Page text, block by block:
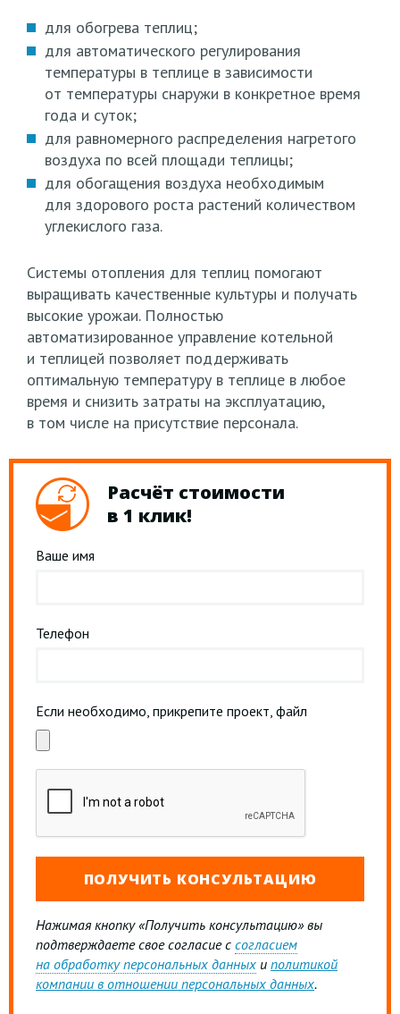
для обогрева теплиц;
для автоматического регулирования
температуры в теплице в зависимости
от температуры снаружи в конкретное время
года и суток;
для равномерного распределения нагретого
воздуха по всей площади теплицы;
для обогащения воздуха необходимым
для здорового роста растений количеством
углекислого газа.
Системы отопления для теплиц помогают
выращивать качественные культуры и получать
высокие урожаи. Полностью
автоматизированное управление котельной
и теплицей позволяет поддерживать
оптимальную температуру в теплице в любое
время и снизить затраты на эксплуатацию,
в том числе на присутствие персонала.
Расчёт стоимости
в 1 клик!
Ваше имя
Телефон
Если необходимо, прикрепите проект, файл
Нажимая кнопку «Получить консультацию» вы
подтверждаете свое согласие с согласием
на обработку персональных данных и политикой
компании в отношении персональных данных.